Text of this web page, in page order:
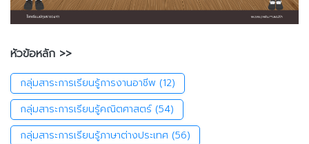
หัวข้อหลัก >>
กลุ่มสาระการเรียนรู้การงานอาชีพ (12)
กลุ่มสาระการเรียนรู้คณิตศาสตร์ (54)
กลุ่มสาระการเรียนรู้ภาษาต่างประเทศ (56)